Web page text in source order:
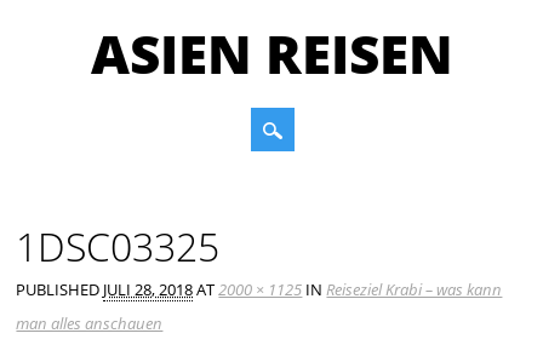
ASIEN REISEN
1DSC03325
PUBLISHED JULI 28, 2018AT2000 × 1125 INReiseziel Krabi – was kann
man alles anschauen